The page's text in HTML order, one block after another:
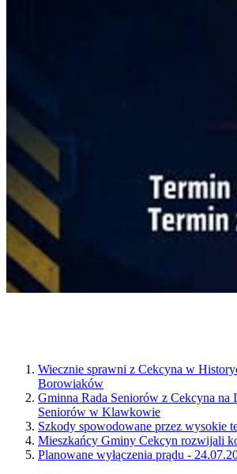
Wiecznie sprawni z Cekcyna w
Borowiaków
Gminna Rada Seniorów z Cekcyna na
Seniorów w Klawkowie
Szkody spowodowane przez wysokie
Mieszkańcy Gminy Cekcyn rozwijali
Planowane wyłączenia prądu -